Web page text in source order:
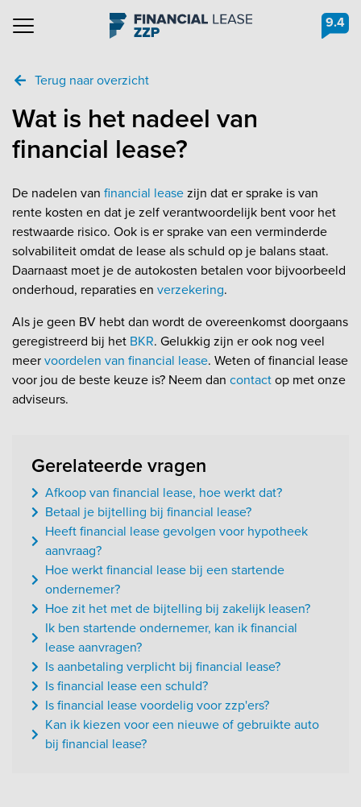
Navigation 9.4
Terug naar overzicht
Wat is het nadeel van
financial lease?
De nadelen van financial leasezijn dat er sprake is van
rente kosten en dat je zelf verantwoordelijk bent voor het
restwaarde risico. Ook is er sprake van een verminderde
solvabiliteit omdat de lease als schuld op je balans staat.
Daarnaast moet je de autokosten betalen voor bijvoorbeeld
onderhoud, reparaties en verzekering.
Als je geen BV hebt dan wordt de overeenkomst doorgaans
geregistreerd bij het BKR. Gelukkig zijn er ook nog veel
meervoordelen van financial lease. Weten of financial lease
voor jou de beste keuze is? Neem dan contactop met onze
adviseurs.
Gerelateerde vragen
Afkoop van financial lease, hoe werkt dat?
Betaal je bijtelling bij financial lease?
Heeft financial lease gevolgen voor hypotheek
aanvraag?
Hoe werkt financial lease bij een startende
ondernemer?
Hoe zit het met de bijtelling bij zakelijk leasen?
Ik ben startende ondernemer, kan ik financial
lease aanvragen?
Is aanbetaling verplicht bij financial lease?
Is financial lease een schuld?
Is financial lease voordelig voor zzp'ers?
Kan ik kiezen voor een nieuwe of gebruikte auto
bij financial lease?